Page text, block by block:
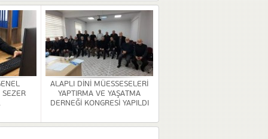
SEZER
ALAPLI DİNİ MÜESSESELERİ
YAPTIRMA VE YAŞATMA
DERNEĞİ KONGRESİ YAPILDI